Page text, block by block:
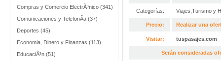
Compras y Comercio ElectrÃ³nico (341)
Comunicaciones y TelefonÃ­a (37)
Deportes (45)
Economia, Dinero y Finanzas (113)
EducaciÃ³n (51)
Categorías: Viajes,Turismo y
Precio: Realizar una
Visitar: tuspasajes.com
Serán consideradas